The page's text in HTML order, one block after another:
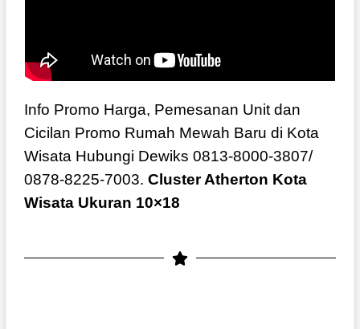
Info Promo Harga, Pemesanan Unit dan
Cicilan Promo Rumah Mewah Baru di Kota
Wisata Hubungi Dewiks 0813-8000-3807/
0878-8225-7003. Cluster Atherton Kota
Wisata Ukuran 10×18